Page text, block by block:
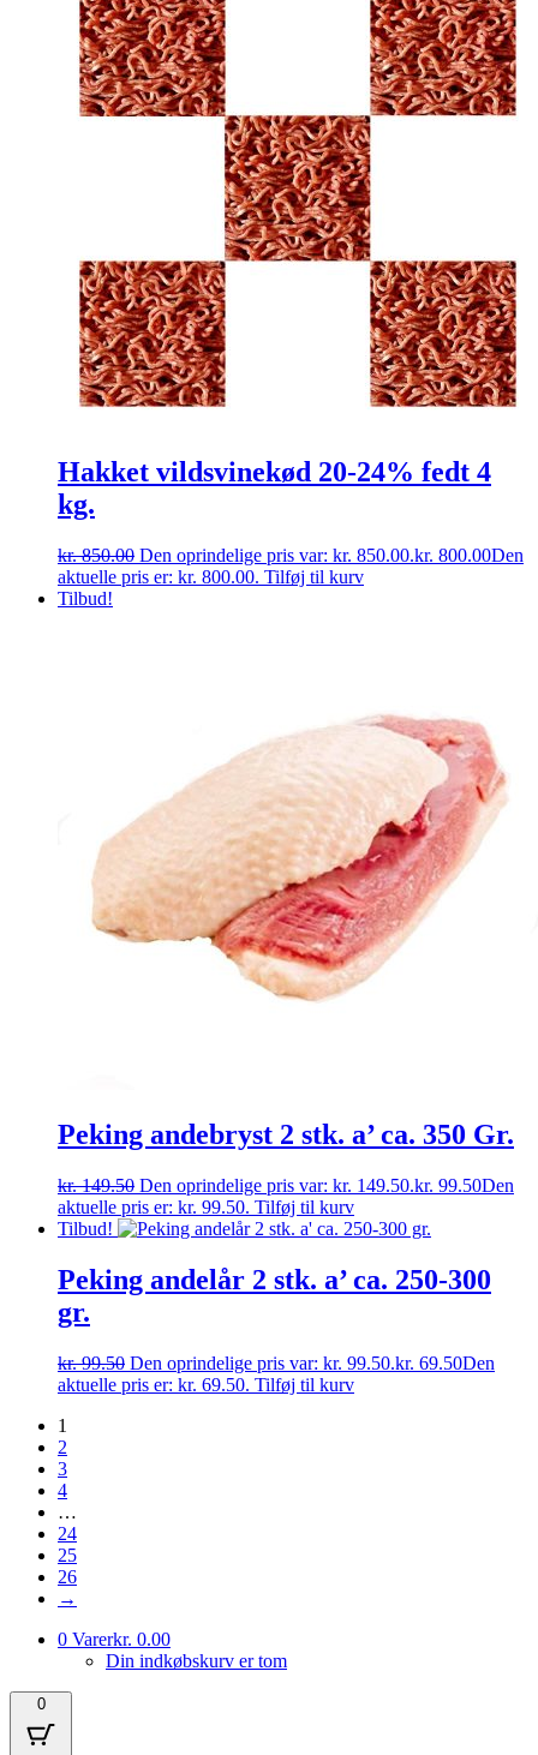
Hakket vildsvinekød 20-24% fedt 4
kg.
kr.850.00 Den oprindelige pris var: kr. 850.00.kr. 800.00Den
aktuelle pris er: kr. 800.00. Tilføj til kurv
Tilbud!
Peking andebryst 2 stk. a’ ca. 350 Gr.
kr.149.50 Den oprindelige pris var: kr. 149.50.kr. 99.50Den
aktuelle pris er: kr. 99.50. Tilføj til kurv
Tilbud!
Peking andelår 2 stk. a’ ca. 250-300
gr.
kr.99.50 Den oprindelige pris var: kr. 99.50.kr. 69.50Den
aktuelle pris er: kr. 69.50. Tilføj til kurv
1
2
3
4
…
24
25
26
→
0 Varerkr. 0.00
Din indkøbskurv er tom
0